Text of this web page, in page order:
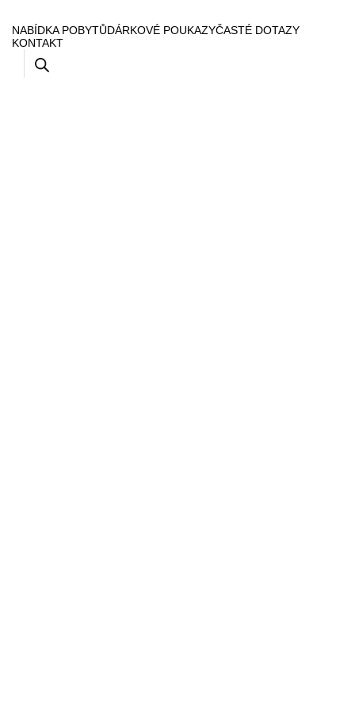
NABÍDKA POBYTŮDÁRKOVÉ POUKAZYČASTÉ DOTAZY
KONTAKT